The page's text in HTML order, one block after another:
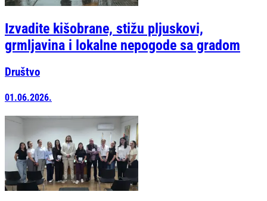
Izvadite kišobrane, stižu pljuskovi,
grmljavina i lokalne nepogode sa gradom
Društvo
01.06.2026.